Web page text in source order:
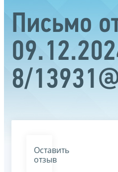
Письмо
8/
Оставить
отзыв